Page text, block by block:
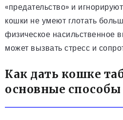
«предательство» и
кошки не умеют глотать
физическое насильственное
может вызвать стресс и
Как дать кошке
основные способы